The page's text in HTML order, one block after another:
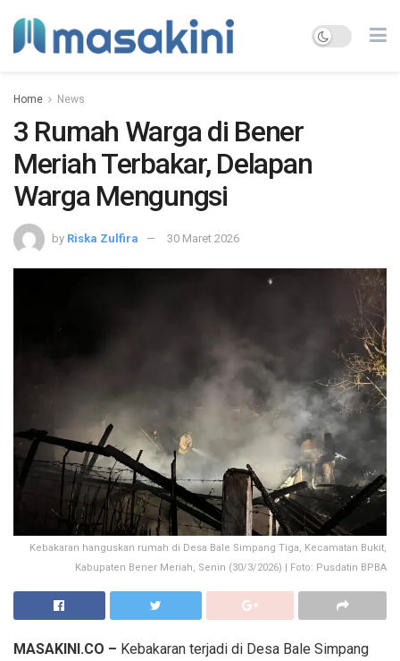
Home News
3 Rumah Warga di Bener
Meriah Terbakar, Delapan
Warga Mengungsi
by Riska Zulfira 30 Maret 2026
Kebakaran hanguskan rumah di Desa Bale Simpang Tiga, Kecamatan Bukit,
Kabupaten Bener Meriah, Senin (30/3/2026) | Foto: Pusdatin BPBA
MASAKINI.CO – Kebakaran terjadi di Desa Bale Simpang